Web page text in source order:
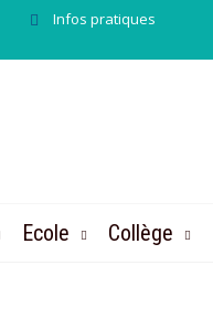
Infos pratiques
Ecole Collège